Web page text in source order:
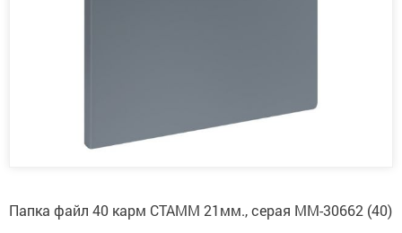
Папка файл 40 карм СТАММ 21мм., серая ММ-30662 (40)